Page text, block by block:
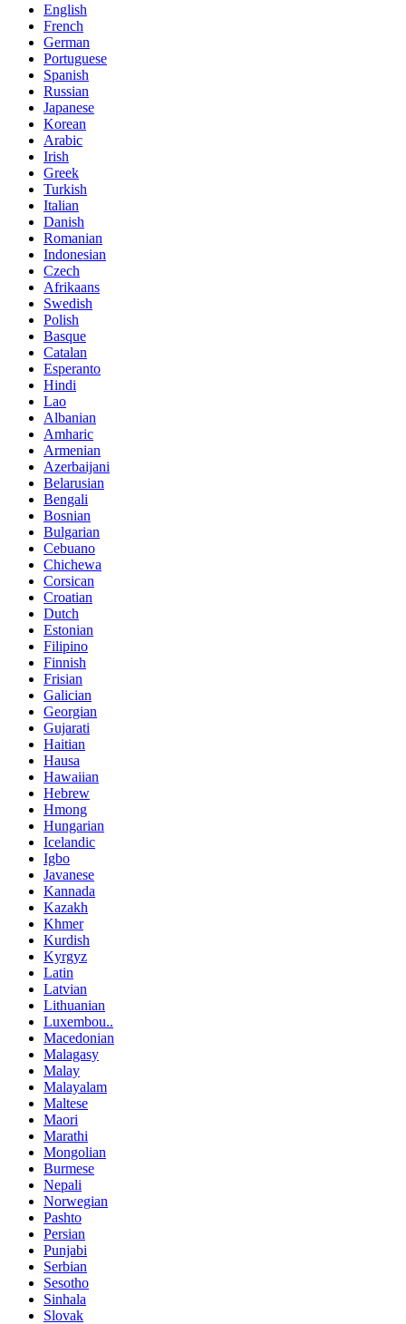
English
French
German
Portuguese
Spanish
Russian
Japanese
Korean
Arabic
Irish
Greek
Turkish
Italian
Danish
Romanian
Indonesian
Czech
Afrikaans
Swedish
Polish
Basque
Catalan
Esperanto
Hindi
Lao
Albanian
Amharic
Armenian
Azerbaijani
Belarusian
Bengali
Bosnian
Bulgarian
Cebuano
Chichewa
Corsican
Croatian
Dutch
Estonian
Filipino
Finnish
Frisian
Galician
Georgian
Gujarati
Haitian
Hausa
Hawaiian
Hebrew
Hmong
Hungarian
Icelandic
Igbo
Javanese
Kannada
Kazakh
Khmer
Kurdish
Kyrgyz
Latin
Latvian
Lithuanian
Luxembou..
Macedonian
Malagasy
Malay
Malayalam
Maltese
Maori
Marathi
Mongolian
Burmese
Nepali
Norwegian
Pashto
Persian
Punjabi
Serbian
Sesotho
Sinhala
Slovak